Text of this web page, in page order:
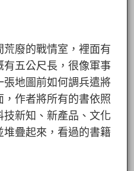
廢的戰情室，裡面有
五公尺長，很像軍事
地圖前如何調兵遣將
作者將所有的書依照
新知、新產品、文化
疊起來，看過的書籍